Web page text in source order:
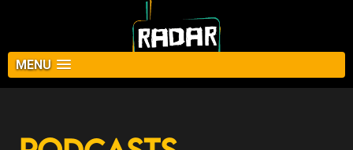
MENU